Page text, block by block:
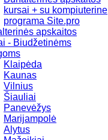
kursai + su kompiuterine
programa Site.pro
apskaitos
- Biudžetinėms
Klaipėda
Kaunas
Vilnius
Šiauliai
Panevėžys
Marijampolė
Alytus